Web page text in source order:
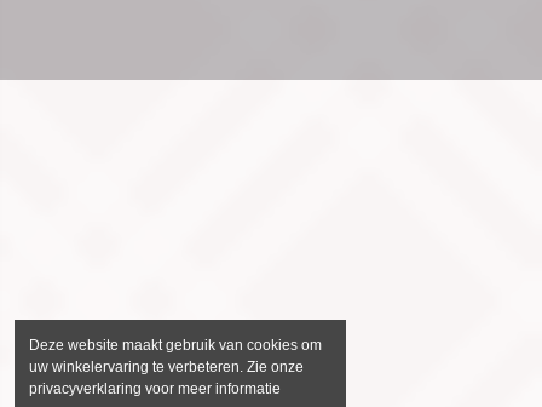
Deze website maakt gebruik van cookies om
uw winkelervaring te verbeteren. Zie onze
privacyverklaring voor meer informatie